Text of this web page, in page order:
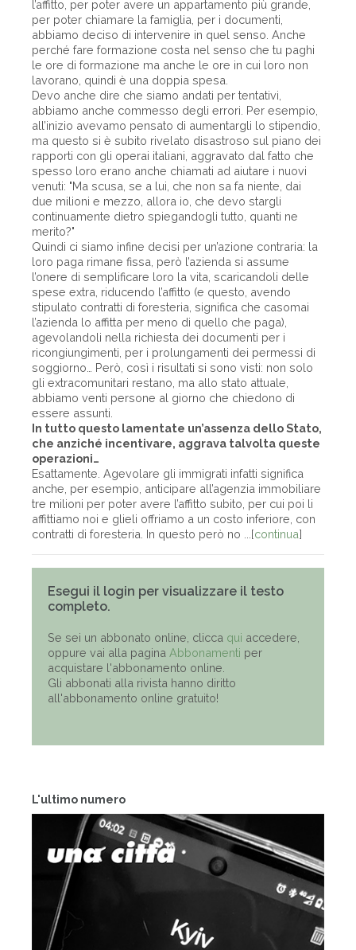
L'ultimo numero
l’affitto, per poter avere un appartamento più grande,
per poter chiamare la famiglia, per i documenti,
abbiamo deciso di intervenire in quel senso. Anche
perché fare formazione costa nel senso che tu paghi
le ore di formazione ma anche le ore in cui loro non
lavorano, quindi è una doppia spesa.
Devo anche dire che siamo andati per tentativi,
abbiamo anche commesso degli errori. Per esempio,
all’inizio avevamo pensato di aumentargli lo stipendio,
ma questo si è subito rivelato disastroso sul piano dei
rapporti con gli operai italiani, aggravato dal fatto che
spesso loro erano anche chiamati ad aiutare i nuovi
venuti: "Ma scusa, se a lui, che non sa fa niente, dai
due milioni e mezzo, allora io, che devo stargli
continuamente dietro spiegandogli tutto, quanti ne
merito?"
Quindi ci siamo infine decisi per un’azione contraria: la
loro paga rimane fissa, però l’azienda si assume
l’onere di semplificare loro la vita, scaricandoli delle
spese extra, riducendo l’affitto (e questo, avendo
stipulato contratti di foresteria, significa che casomai
l’azienda lo affitta per meno di quello che paga),
agevolandoli nella richiesta dei documenti per i
ricongiungimenti, per i prolungamenti dei permessi di
soggiorno… Però, così i risultati si sono visti: non solo
gli extracomunitari restano, ma allo stato attuale,
abbiamo venti persone al giorno che chiedono di
essere assunti.
In tutto questo lamentate un’assenza dello Stato,
che anziché incentivare, aggrava talvolta queste
operazioni…
Esattamente. Agevolare gli immigrati infatti significa
anche, per esempio, anticipare all’agenzia immobiliare
tre milioni per poter avere l’affitto subito, per cui poi li
affittiamo noi e glieli offriamo a un costo inferiore, con
contratti di foresteria. In questo però no ...[continua]
Esegui il login per visualizzare il testo
completo.
Se sei un abbonato online, clicca qui accedere,
oppure vai alla pagina Abbonamenti per
acquistare l'abbonamento online.
Gli abbonati alla rivista hanno diritto
all'abbonamento online gratuito!